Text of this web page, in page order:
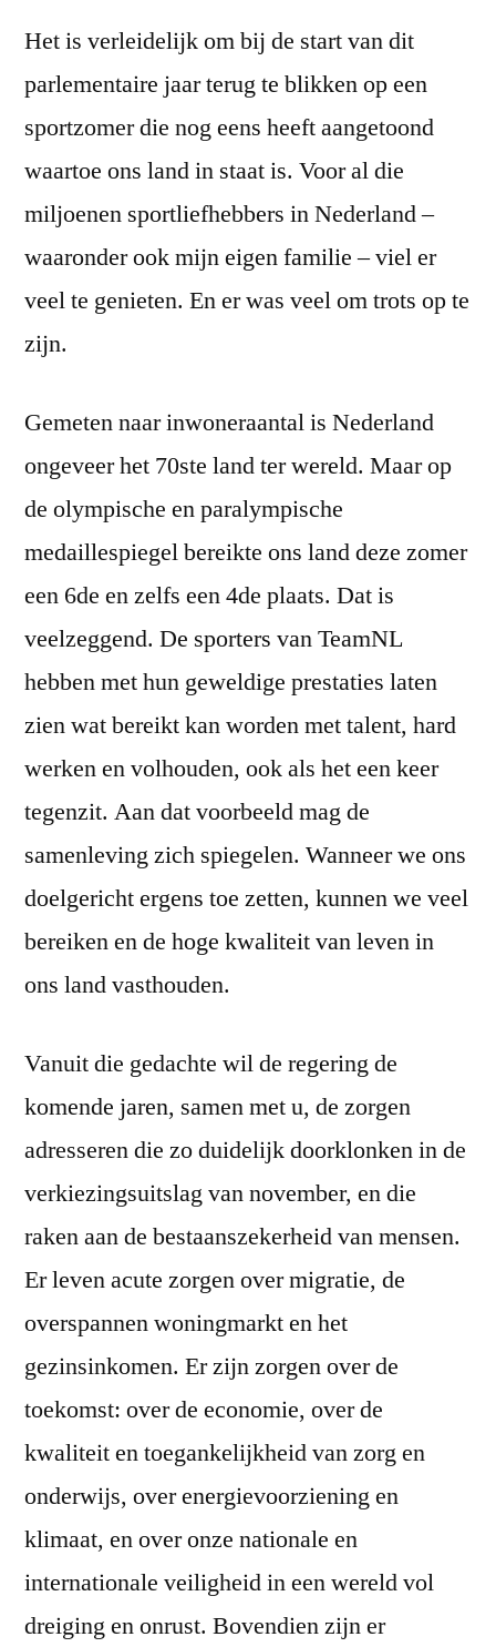
Het is verleidelijk om bij de start van dit
parlementaire jaar terug te blikken op een
sportzomer die nog eens heeft aangetoond
waartoe ons land in staat is. Voor al die
miljoenen sportliefhebbers in Nederland –
waaronder ook mijn eigen familie – viel er
veel te genieten. En er was veel om trots op te
zijn.
Gemeten naar inwoneraantal is Nederland
ongeveer het 70ste land ter wereld. Maar op
de olympische en paralympische
medaillespiegel bereikte ons land deze zomer
een 6de en zelfs een 4de plaats. Dat is
veelzeggend. De sporters van TeamNL
hebben met hun geweldige prestaties laten
zien wat bereikt kan worden met talent, hard
werken en volhouden, ook als het een keer
tegenzit. Aan dat voorbeeld mag de
samenleving zich spiegelen. Wanneer we ons
doelgericht ergens toe zetten, kunnen we veel
bereiken en de hoge kwaliteit van leven in
ons land vasthouden.
Vanuit die gedachte wil de regering de
komende jaren, samen met u, de zorgen
adresseren die zo duidelijk doorklonken in de
verkiezingsuitslag van november, en die
raken aan de bestaanszekerheid van mensen.
Er leven acute zorgen over migratie, de
overspannen woningmarkt en het
gezinsinkomen. Er zijn zorgen over de
toekomst: over de economie, over de
kwaliteit en toegankelijkheid van zorg en
onderwijs, over energievoorziening en
klimaat, en over onze nationale en
internationale veiligheid in een wereld vol
dreiging en onrust. Bovendien zijn er